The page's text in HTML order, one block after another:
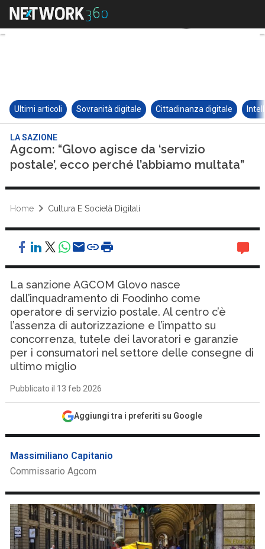
Ultimi articoli Sovranità digitale Cittadinanza digitale
LA SAZIONE
Agcom: “Glovo agisce da ‘servizio
postale’, ecco perché l’abbiamo multata”
Home Cultura E Società Digitali
La sanzione AGCOM Glovo nasce
dall’inquadramento di Foodinho come
operatore di servizio postale. Al centro c’è
l’assenza di autorizzazione e l’impatto su
concorrenza, tutele dei lavoratori e garanzie
per i consumatori nel settore delle consegne di
ultimo miglio
Pubblicato il 13 feb 2026
Aggiungi tra i preferiti su Google
Massimiliano Capitanio
Commissario Agcom